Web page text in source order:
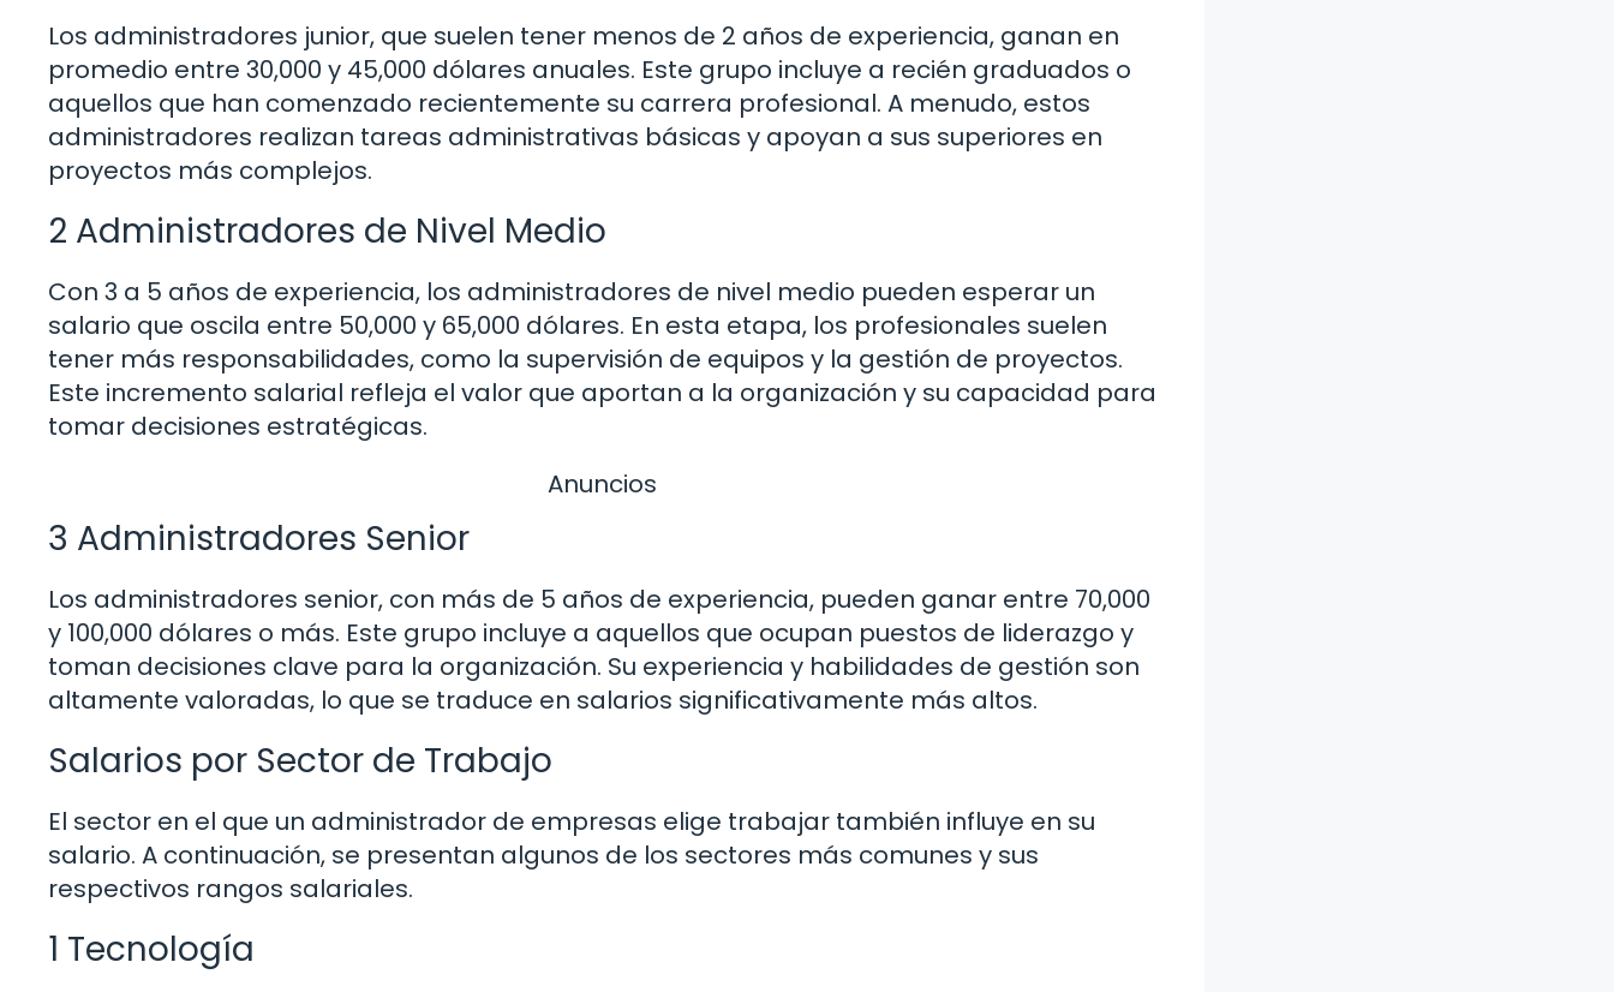
Los administradores junior, que suelen tener menos de 2 años de experiencia, ganan en
promedio entre 30,000 y 45,000 dólares anuales. Este grupo incluye a recién graduados o
aquellos que han comenzado recientemente su carrera profesional. A menudo, estos
administradores realizan tareas administrativas básicas y apoyan a sus superiores en
proyectos más complejos.
2 Administradores de Nivel Medio
Con 3 a 5 años de experiencia, los administradores de nivel medio pueden esperar un
salario que oscila entre 50,000 y 65,000 dólares. En esta etapa, los profesionales suelen
tener más responsabilidades, como la supervisión de equipos y la gestión de proyectos.
Este incremento salarial refleja el valor que aportan a la organización y su capacidad para
tomar decisiones estratégicas.
Anuncios
3 Administradores Senior
Los administradores senior, con más de 5 años de experiencia, pueden ganar entre 70,000
y 100,000 dólares o más. Este grupo incluye a aquellos que ocupan puestos de liderazgo y
toman decisiones clave para la organización. Su experiencia y habilidades de gestión son
altamente valoradas, lo que se traduce en salarios significativamente más altos.
Salarios por Sector de Trabajo
El sector en el que un administrador de empresas elige trabajar también influye en su
salario. A continuación, se presentan algunos de los sectores más comunes y sus
respectivos rangos salariales.
1 Tecnología